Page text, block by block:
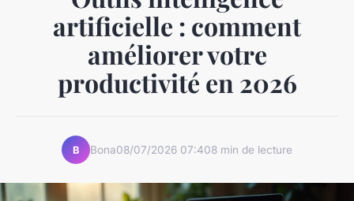
artificielle : comment
améliorer votre
productivité en 2026
B Bona08/07/2026 07:408 min de lecture